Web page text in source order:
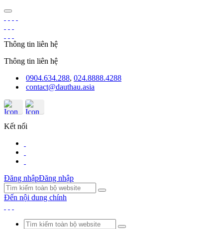
Thông tin liên hệ
Thông tin liên hệ
0904.634.288, 024.8888.4288
contact@dauthau.asia
Kết nối
Đăng nhậpĐăng nhập
Đến nội dung chính